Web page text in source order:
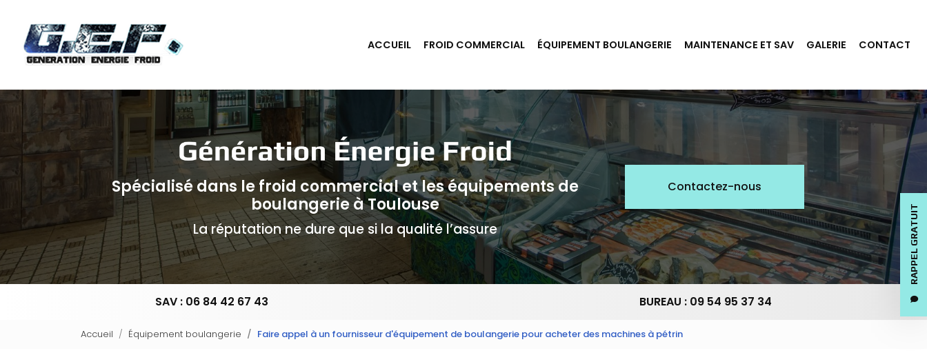
contenu
principal
RAPPEL GRATUIT
ACCUEIL FROID COMMERCIAL ÉQUIPEMENT BOULANGERIE MAINTENANCE ET SAV GALERIE CONTACT
Spécialisé dans le froid commercial et les équipements de
boulangerie à Toulouse
La réputation ne dure que si la qualité l’assure
Contactez-nous
SAV : 06 84 42 67 43 BUREAU : 09 54 95 37 34
Accueil Équipement boulangerie Faire appel à un fournisseur d'équipement de boulangerie pour acheter des machines à pétrin